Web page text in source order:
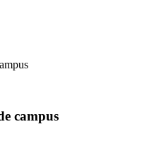
campus